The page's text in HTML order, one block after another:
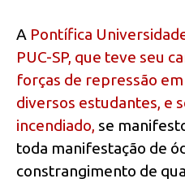
A Pontífica
PUC-SP, que teve seu
forças de repressão
diversos estudantes, e
incendiado, se
toda manifestação de
constrangimento de